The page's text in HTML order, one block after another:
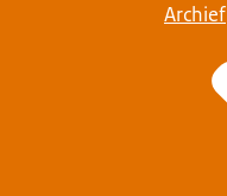
Archief